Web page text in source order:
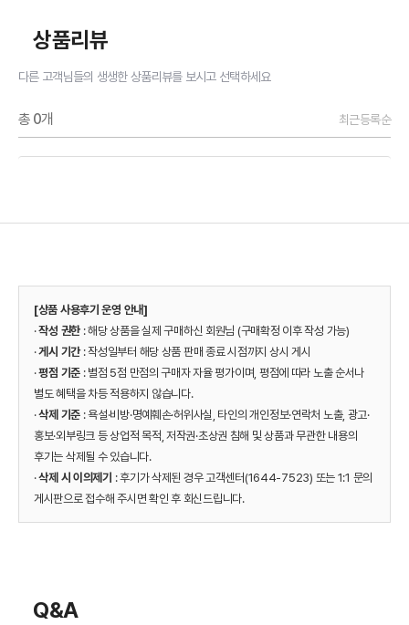
상품리뷰
다른 고객님들의 생생한 상품리뷰를 보시고 선택하세요
총 0개 최근등록순
[상품 사용후기 운영 안내]
·작성 권한 : 해당 상품을 실제 구매하신 회원님 (구매확정 이후 작성 가능)
·게시 기간: 작성일부터 해당 상품 판매 종료 시점까지 상시 게시
·평점 기준 : 별점 5점 만점의 구매자 자율 평가이며, 평점에 따라 노출 순서나
별도 혜택을 차등 적용하지 않습니다.
·삭제 기준 : 욕설·비방·명예훼손·허위사실, 타인의 개인정보·연락처 노출, 광고·
홍보·외부링크 등 상업적 목적, 저작권·초상권 침해 및 상품과 무관한 내용의
후기는 삭제될 수 있습니다.
·삭제 시 이의제기 : 후기가 삭제된 경우 고객센터(1644-7523) 또는 1:1 문의
게시판으로 접수해 주시면 확인 후 회신드립니다.
Q&A